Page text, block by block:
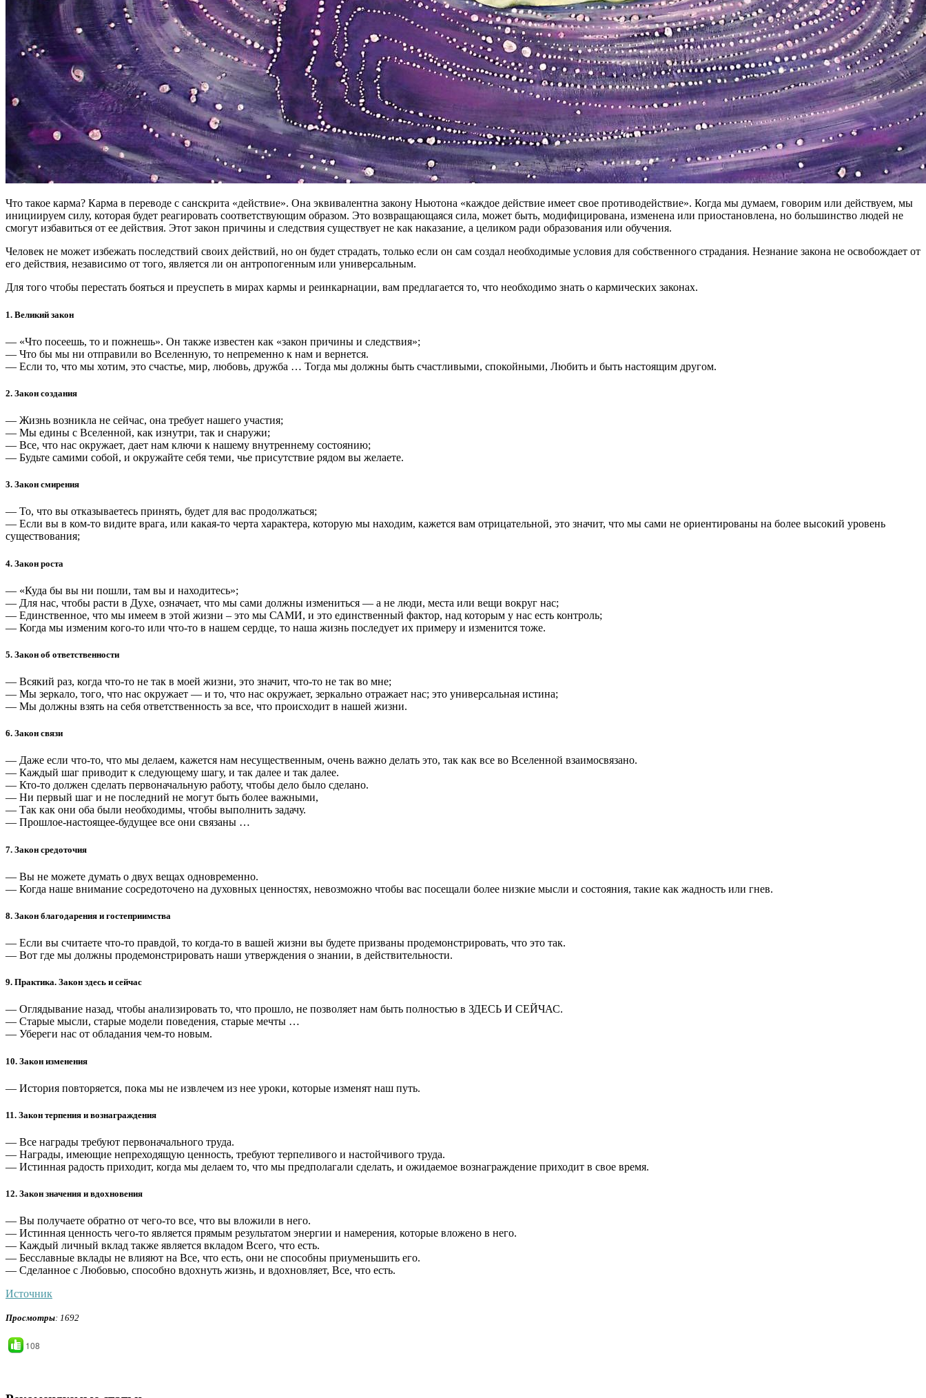
Что такое карма? Карма в переводе с санскрита «действие». Она эквивалентна закону Ньютона «каждое действие имеет свое противодействие». Когда мы думаем, говорим или действуем, мы
инициируем силу, которая будет реагировать соответствующим образом. Это возвращающаяся сила, может быть, модифицирована, изменена или приостановлена, но большинство людей не
смогут избавиться от ее действия. Этот закон причины и следствия существует не как наказание, а целиком ради образования или обучения.
Человек не может избежать последствий своих действий, но он будет страдать, только если он сам создал необходимые условия для собственного страдания. Незнание закона не освобождает от
его действия, независимо от того, является ли он антропогенным или универсальным.
Для того чтобы перестать бояться и преуспеть в мирах кармы и реинкарнации, вам предлагается то, что необходимо знать о кармических законах.
1. Великий закон
— «Что посеешь, то и пожнешь». Он также известен как «закон причины и следствия»;
— Что бы мы ни отправили во Вселенную, то непременно к нам и вернется.
— Если то, что мы хотим, это счастье, мир, любовь, дружба … Тогда мы должны быть счастливыми, спокойными, Любить и быть настоящим другом.
2. Закон создания
— Жизнь возникла не сейчас, она требует нашего участия;
— Мы едины с Вселенной, как изнутри, так и снаружи;
— Все, что нас окружает, дает нам ключи к нашему внутреннему состоянию;
— Будьте самими собой, и окружайте себя теми, чье присутствие рядом вы желаете.
3. Закон смирения
— То, что вы отказываетесь принять, будет для вас продолжаться;
— Если вы в ком-то видите врага, или какая-то черта характера, которую мы находим, кажется вам отрицательной, это значит, что мы сами не ориентированы на более высокий уровень
существования;
4. Закон роста
— «Куда бы вы ни пошли, там вы и находитесь»;
— Для нас, чтобы расти в Духе, означает, что мы сами должны измениться — а не люди, места или вещи вокруг нас;
— Единственное, что мы имеем в этой жизни – это мы САМИ, и это единственный фактор, над которым у нас есть контроль;
— Когда мы изменим кого-то или что-то в нашем сердце, то наша жизнь последует их примеру и изменится тоже.
5. Закон об ответственности
— Всякий раз, когда что-то не так в моей жизни, это значит, что-то не так во мне;
— Мы зеркало, того, что нас окружает — и то, что нас окружает, зеркально отражает нас; это универсальная истина;
— Мы должны взять на себя ответственность за все, что происходит в нашей жизни.
6. Закон связи
— Даже если что-то, что мы делаем, кажется нам несущественным, очень важно делать это, так как все во Вселенной взаимосвязано.
— Каждый шаг приводит к следующему шагу, и так далее и так далее.
— Кто-то должен сделать первоначальную работу, чтобы дело было сделано.
— Ни первый шаг и не последний не могут быть более важными,
— Так как они оба были необходимы, чтобы выполнить задачу.
— Прошлое-настоящее-будущее все они связаны …
7. Закон средоточия
— Вы не можете думать о двух вещах одновременно.
— Когда наше внимание сосредоточено на духовных ценностях, невозможно чтобы вас посещали более низкие мысли и состояния, такие как жадность или гнев.
8. Закон благодарения и гостеприимства
— Если вы считаете что-то правдой, то когда-то в вашей жизни вы будете призваны продемонстрировать, что это так.
— Вот где мы должны продемонстрировать наши утверждения о знании, в действительности.
9. Практика. Закон здесь и сейчас
— Оглядывание назад, чтобы анализировать то, что прошло, не позволяет нам быть полностью в ЗДЕСЬ И СЕЙЧАС.
— Старые мысли, старые модели поведения, старые мечты …
— Убереги нас от обладания чем-то новым.
10. Закон изменения
— История повторяется, пока мы не извлечем из нее уроки, которые изменят наш путь.
11. Закон терпения и вознаграждения
— Все награды требуют первоначального труда.
— Награды, имеющие непреходящую ценность, требуют терпеливого и настойчивого труда.
— Истинная радость приходит, когда мы делаем то, что мы предполагали сделать, и ожидаемое вознаграждение приходит в свое время.
12. Закон значения и вдохновения
— Вы получаете обратно от чего-то все, что вы вложили в него.
— Истинная ценность чего-то является прямым результатом энергии и намерения, которые вложено в него.
— Каждый личный вклад также является вкладом Всего, что есть.
— Бесславные вклады не влияют на Все, что есть, они не способны приуменьшить его.
— Сделанное с Любовью, способно вдохнуть жизнь, и вдохновляет, Все, что есть.
Источник
Просмотры: 1692
108